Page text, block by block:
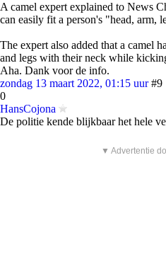
A camel expert explained to News
can easily fit a person's "head, arm,
The expert also added that a camel
and legs with their neck while
Aha. Dank voor de info.
zondag 13 maart 2022, 01:15 uur #9
0
HansCojona
De politie kende blijkbaar het hele
▼ Advertentie